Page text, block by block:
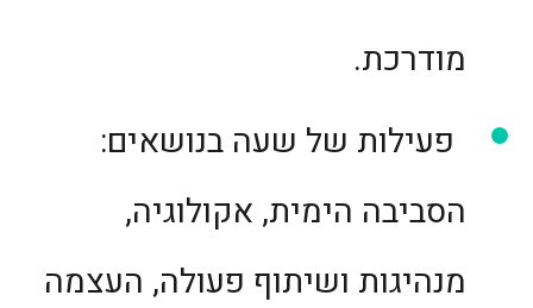
מודרכת.
פעילות של שעה בנושאים:
הסביבה הימית, אקולוגיה,
מנהיגות ושיתוף פעולה, העצמה